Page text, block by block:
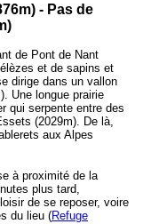
- Pas de
de Pont de Nant
et de sapins et
dirige dans un vallon
Une longue prairie
qui serpente entre des
(2029m). De là,
aux Alpes
à proximité de la
plus tard,
de se reposer, voire
du lieu (Refuge